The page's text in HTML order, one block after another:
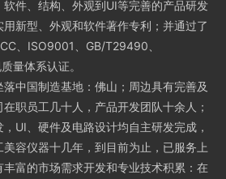
件、结构、外观到UI等完善的产品研发
新型、外观和软件著作专利；并通过了
、ISO9001、GB/T29490、
量体系认证。
中国制造基地：佛山；周边具有完善及
职员工几十人，产品开发团队十余人；
UI、硬件及电路设计均自主研发完成，
容仪器十几年，到目前为止，已服务上
富的市场需求开发和专业技术积累：在